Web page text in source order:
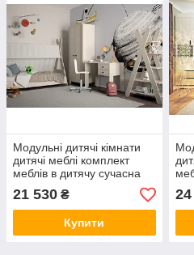
Модульні дитячі кімнати
дитячі меблі комплект
меблів в дитячу сучасна
дитяча кімната Інді
21 530 ₴
Купити
№2